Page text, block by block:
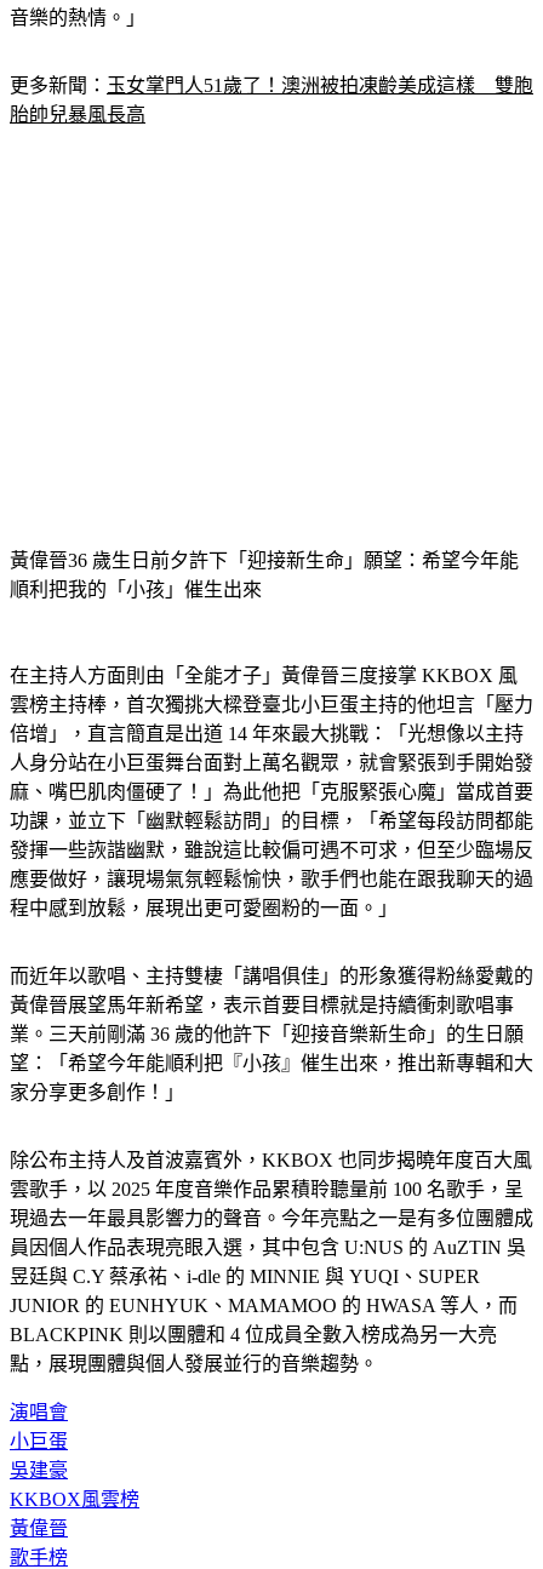
音樂的熱情。」
更多新聞： 玉女掌門人51歲了！澳洲被拍凍齡美成這樣　雙胞
胎帥兒暴風長高
黃偉晉36 歲生日前夕許下「迎接新生命」願望：希望今年能
順利把我的「小孩」催生出來
在主持人方面則由「全能才子」黃偉晉三度接掌 KKBOX 風
雲榜主持棒，首次獨挑大樑登臺北小巨蛋主持的他坦言「壓力
倍增」，直言簡直是出道 14 年來最大挑戰：「光想像以主持
人身分站在小巨蛋舞台面對上萬名觀眾，就會緊張到手開始發
麻、嘴巴肌肉僵硬了！」為此他把「克服緊張心魔」當成首要
功課，並立下「幽默輕鬆訪問」的目標，「希望每段訪問都能
發揮一些詼諧幽默，雖說這比較偏可遇不可求，但至少臨場反
應要做好，讓現場氣氛輕鬆愉快，歌手們也能在跟我聊天的過
程中感到放鬆，展現出更可愛圈粉的一面。」
而近年以歌唱、主持雙棲「講唱俱佳」的形象獲得粉絲愛戴的
黃偉晉展望馬年新希望，表示首要目標就是持續衝刺歌唱事
業。三天前剛滿 36 歲的他許下「迎接音樂新生命」的生日願
望：「希望今年能順利把『小孩』催生出來，推出新專輯和大
家分享更多創作！」
除公布主持人及首波嘉賓外，KKBOX 也同步揭曉年度百大風
雲歌手，以 2025 年度音樂作品累積聆聽量前 100 名歌手，呈
現過去一年最具影響力的聲音。今年亮點之一是有多位團體成
員因個人作品表現亮眼入選，其中包含 U:NUS 的 AuZTIN 吳
昱廷與 C.Y 蔡承祐、i-dle 的 MINNIE 與 YUQI、SUPER
JUNIOR 的 EUNHYUK、MAMAMOO 的 HWASA 等人，而
BLACKPINK 則以團體和 4 位成員全數入榜成為另一大亮
點，展現團體與個人發展並行的音樂趨勢。
演唱會
小巨蛋
吳建豪
KKBOX風雲榜
黃偉晉
歌手榜